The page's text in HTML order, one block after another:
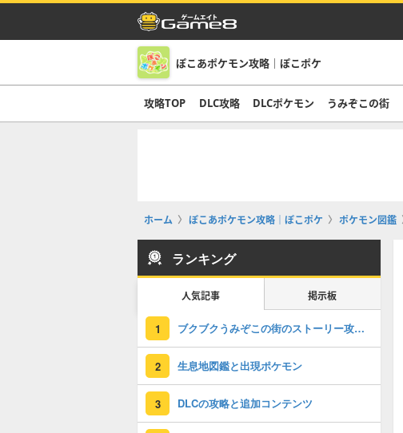
ぽこあポケモン攻略｜ぽこポケ
攻略TOP DLC攻略 DLCポケモン うみぞこの街
ホーム ぽこあポケモン攻略｜ぽこポケ ポケモン図鑑
ランキング
人気記事 掲示板
1 ブクブクうみぞこの街のストーリー攻略・DLC第1弾
2 生息地図鑑と出現ポケモン
3 DLCの攻略と追加コンテンツ